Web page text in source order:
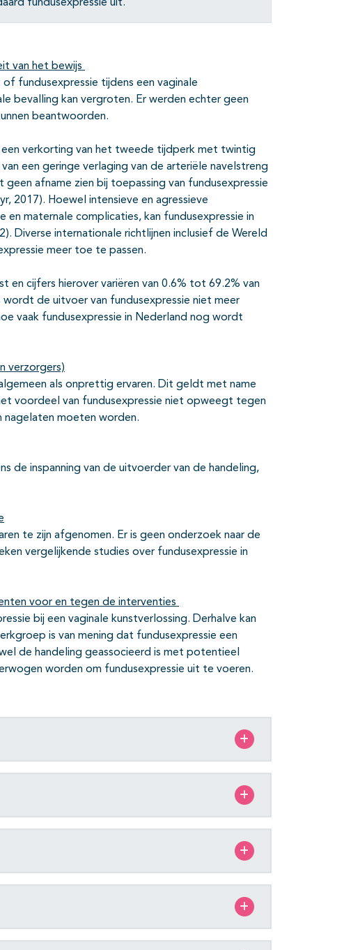
fundusexpressie uit.
van het bewijs
fundusexpressie tijdens een vaginale
bevalling kan vergroten. Er werden echter geen
beantwoorden.
verkorting van het tweede tijdperk met twintig
een geringe verlaging van de arteriële navelstreng
afname zien bij toepassing van fundusexpressie
2017). Hoewel intensieve en agressieve
maternale complicaties, kan fundusexpressie in
Diverse internationale richtlijnen inclusief de Wereld
meer toe te passen.
cijfers hierover variëren van 0.6% tot 69.2% van
de uitvoer van fundusexpressie niet meer
vaak fundusexpressie in Nederland nog wordt
verzorgers)
als onprettig ervaren. Dit geldt met name
voordeel van fundusexpressie niet opweegt tegen
nagelaten moeten worden.
de inspanning van de uitvoerder van de handeling,
te zijn afgenomen. Er is geen onderzoek naar de
vergelijkende studies over fundusexpressie in
voor en tegen de interventies
bij een vaginale kunstverlossing. Derhalve kan
is van mening dat fundusexpressie een
de handeling geassocieerd is met potentieel
worden om fundusexpressie uit te voeren.